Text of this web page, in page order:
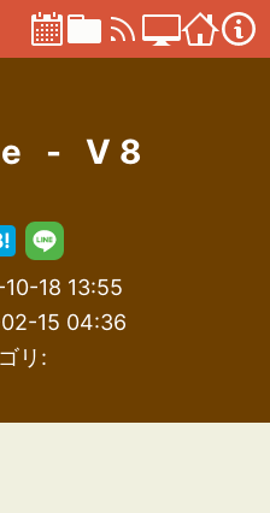
- V8
10-18 13:55
15 04:36
リ: